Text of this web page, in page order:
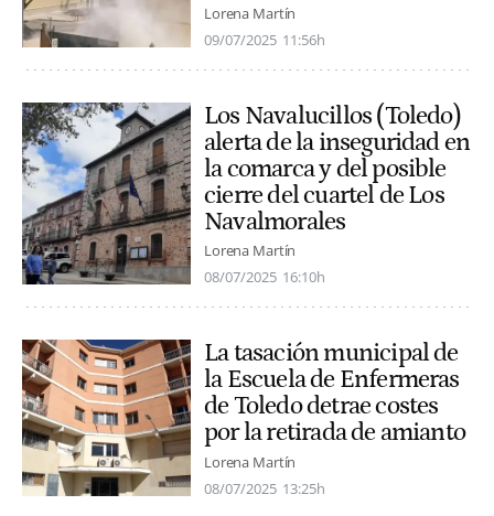
Lorena Martín
09/07/2025 11:56h
Los Navalucillos (Toledo)
alerta de la inseguridad en
la comarca y del posible
cierre del cuartel de Los
Navalmorales
Lorena Martín
08/07/2025 16:10h
La tasación municipal de
la Escuela de Enfermeras
de Toledo detrae costes
por la retirada de amianto
Lorena Martín
08/07/2025 13:25h